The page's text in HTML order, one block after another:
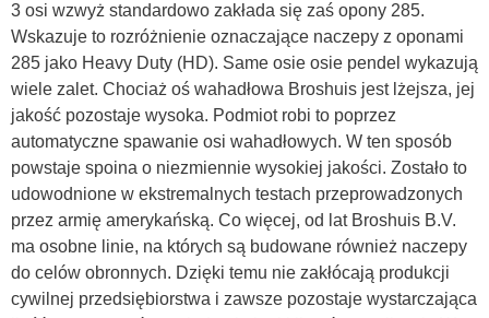
3 osi wzwyż standardowo zakłada się zaś opony 285.
Wskazuje to rozróżnienie oznaczające naczepy z oponami
285 jako Heavy Duty (HD). Same osie osie pendel wykazują
wiele zalet. Chociaż oś wahadłowa Broshuis jest lżejsza, jej
jakość pozostaje wysoka. Podmiot robi to poprzez
automatyczne spawanie osi wahadłowych. W ten sposób
powstaje spoina o niezmiennie wysokiej jakości. Zostało to
udowodnione w ekstremalnych testach przeprowadzonych
przez armię amerykańską. Co więcej, od lat Broshuis B.V.
ma osobne linie, na których są budowane również naczepy
do celów obronnych. Dzięki temu nie zakłócają produkcji
cywilnej przedsiębiorstwa i zawsze pozostaje wystarczająca